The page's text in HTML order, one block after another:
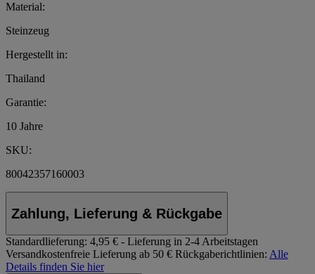
Material:
Steinzeug
Hergestellt in:
Thailand
Garantie:
10 Jahre
SKU:
80042357160003
Zahlung, Lieferung & Rückgabe
Standardlieferung: 4,95 € - Lieferung in 2-4 Arbeitstagen
Versandkostenfreie Lieferung ab 50 € Rückgaberichtlinien: Alle
Details finden Sie hier